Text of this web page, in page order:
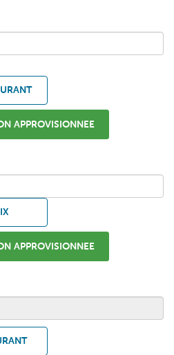
APPROVISIONNEE
APPROVISIONNEE